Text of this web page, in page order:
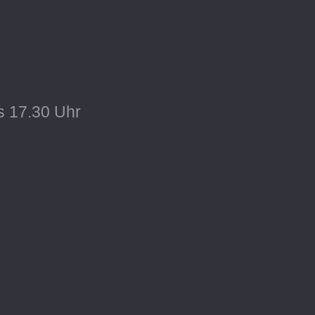
17.30 Uhr